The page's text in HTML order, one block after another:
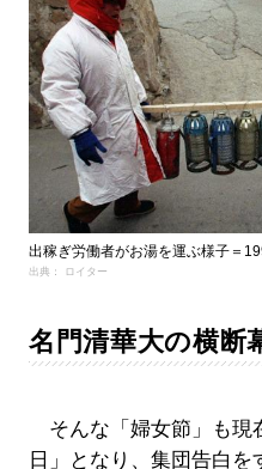
出稼ぎ労働者がお湯を運ぶ様子＝
出典： ロイター
名門清華大の横断
そんな「婦女節」も現
日」となり、集団告白を